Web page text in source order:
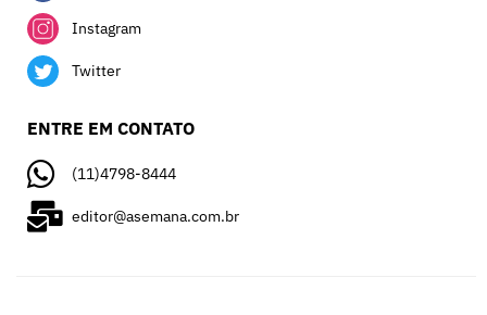
Instagram
Twitter
ENTRE EM CONTATO
(11)4798-8444
editor@asemana.com.br